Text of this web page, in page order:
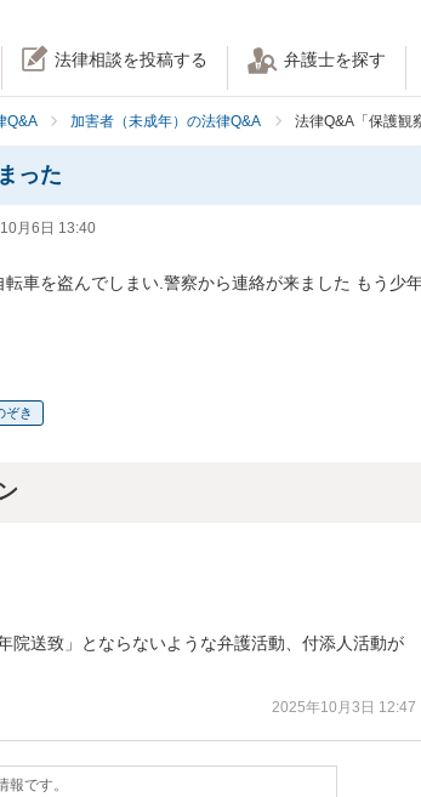
法律相談を投稿する 弁護士を探す
Q&A 加害者（未成年）の法律Q&A 法律Q&A「保護観
った
月6日 13:40
車を盗んでしまい.警察から連絡が来ました もう少
ぞき
院送致」とならないような弁護活動、付添人活動が
2025年10月3日 12:47
です。